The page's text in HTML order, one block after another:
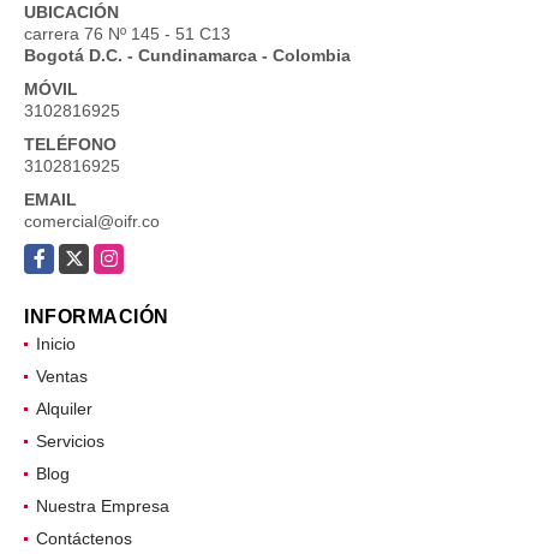
UBICACIÓN
carrera 76 Nº 145 - 51 C13
Bogotá D.C. - Cundinamarca - Colombia
MÓVIL
3102816925
TELÉFONO
3102816925
EMAIL
comercial@oifr.co
Facebook
X Instagram
INFORMACIÓN
Inicio
Ventas
Alquiler
Servicios
Blog
Nuestra Empresa
Contáctenos